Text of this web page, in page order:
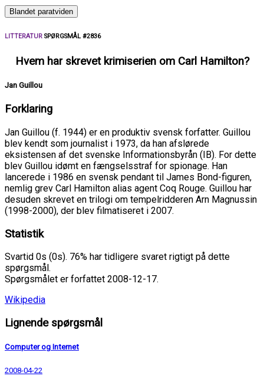
Blandet paratviden
LITTERATUR SPØRGSMÅL #2836
Hvem har skrevet krimiserien om Carl Hamilton?
Jan Guillou
Forklaring
Jan Guillou (f. 1944) er en produktiv svensk forfatter. Guillou
blev kendt som journalist i 1973, da han afslørede
eksistensen af det svenske Informationsbyrån (IB). For dette
blev Guillou idømt en fængselsstraf for spionage. Han
lancerede i 1986 en svensk pendant til James Bond-figuren,
nemlig grev Carl Hamilton alias agent Coq Rouge. Guillou har
desuden skrevet en trilogi om tempelridderen Arn Magnussin
(1998-2000), der blev filmatiseret i 2007.
Statistik
Svartid 0s (0s). 76% har tidligere svaret rigtigt på dette
spørgsmål.
Spørgsmålet er forfattet 2008-12-17.
Wikipedia
Lignende spørgsmål
Computer og Internet
2008-04-22